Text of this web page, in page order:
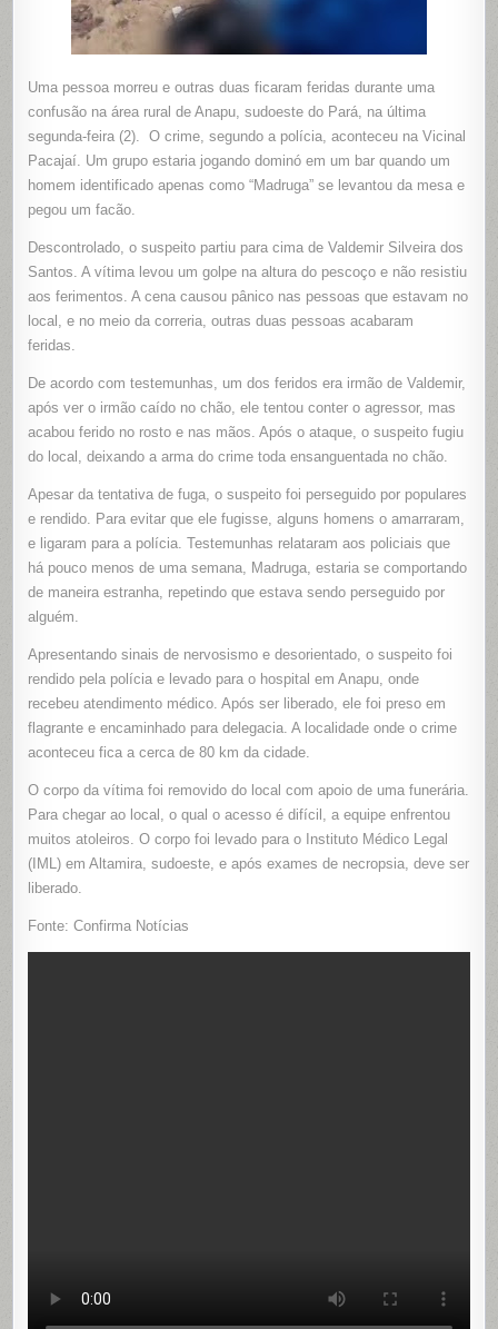
Uma pessoa morreu e outras duas ficaram feridas durante uma
confusão na área rural de Anapu, sudoeste do Pará, na última
segunda-feira (2). O crime, segundo a polícia, aconteceu na Vicinal
Pacajaí. Um grupo estaria jogando dominó em um bar quando um
homem identificado apenas como “Madruga” se levantou da mesa e
pegou um facão.
Descontrolado, o suspeito partiu para cima de Valdemir Silveira dos
Santos. A vítima levou um golpe na altura do pescoço e não resistiu
aos ferimentos. A cena causou pânico nas pessoas que estavam no
local, e no meio da correria, outras duas pessoas acabaram
feridas.
De acordo com testemunhas, um dos feridos era irmão de Valdemir,
após ver o irmão caído no chão, ele tentou conter o agressor, mas
acabou ferido no rosto e nas mãos. Após o ataque, o suspeito fugiu
do local, deixando a arma do crime toda ensanguentada no chão.
Apesar da tentativa de fuga, o suspeito foi perseguido por populares
e rendido. Para evitar que ele fugisse, alguns homens o amarraram,
e ligaram para a polícia. Testemunhas relataram aos policiais que
há pouco menos de uma semana, Madruga, estaria se comportando
de maneira estranha, repetindo que estava sendo perseguido por
alguém.
Apresentando sinais de nervosismo e desorientado, o suspeito foi
rendido pela polícia e levado para o hospital em Anapu, onde
recebeu atendimento médico. Após ser liberado, ele foi preso em
flagrante e encaminhado para delegacia. A localidade onde o crime
aconteceu fica a cerca de 80 km da cidade.
O corpo da vítima foi removido do local com apoio de uma funerária.
Para chegar ao local, o qual o acesso é difícil, a equipe enfrentou
muitos atoleiros. O corpo foi levado para o Instituto Médico Legal
(IML) em Altamira, sudoeste, e após exames de necropsia, deve ser
liberado.
Fonte: Confirma Notícias